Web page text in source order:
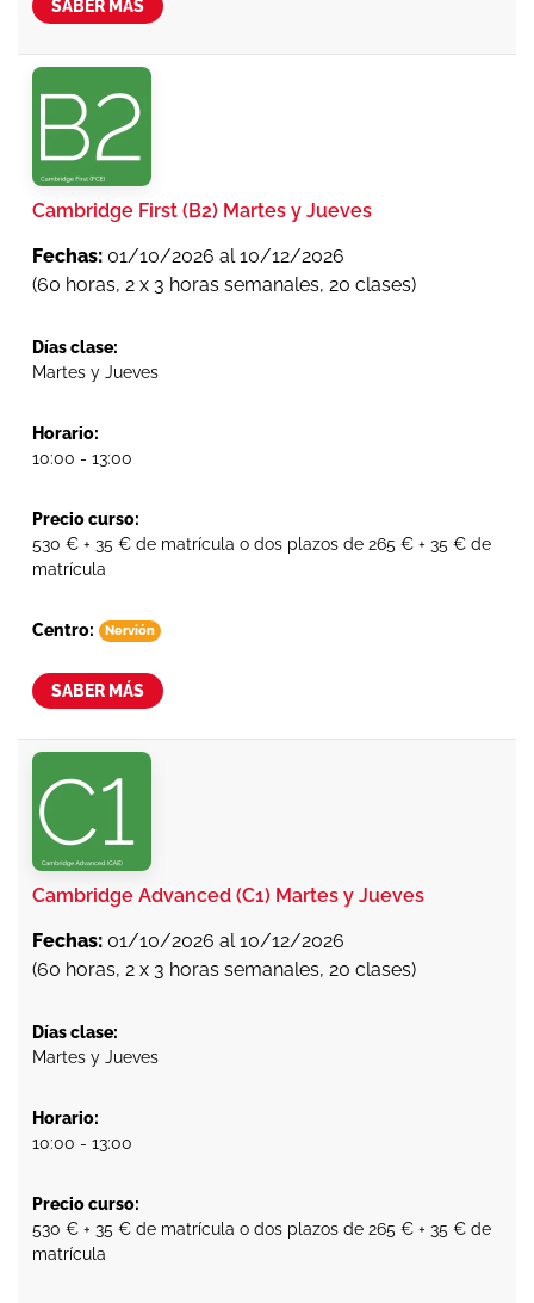
SABER MÁS
Cambridge First (B2) Martes y Jueves
Fechas: 01/10/2026 al 10/12/2026
(60 horas, 2 x 3 horas semanales, 20 clases)
Días clase:
Martes y Jueves
Horario:
10:00 - 13:00
Precio curso:
530 € + 35 € de matrícula o dos plazos de 265 € + 35 € de
matrícula
Centro: Nervión
SABER MÁS
Cambridge Advanced (C1) Martes y Jueves
Fechas: 01/10/2026 al 10/12/2026
(60 horas, 2 x 3 horas semanales, 20 clases)
Días clase:
Martes y Jueves
Horario:
10:00 - 13:00
Precio curso:
530 € + 35 € de matrícula o dos plazos de 265 € + 35 € de
matrícula